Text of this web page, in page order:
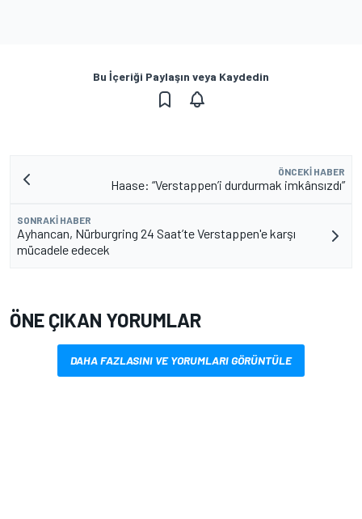
Bu İçeriği Paylaşın veya Kaydedin
ÖNCEKI HABER
Haase: “Verstappen’i durdurmak imkânsızdı”
SONRAKI HABER
Ayhancan, Nürburgring 24 Saat’te Verstappen'e karşı
mücadele edecek
ÖNE ÇIKAN YORUMLAR
DAHA FAZLASINI VE YORUMLARI GÖRÜNTÜLE